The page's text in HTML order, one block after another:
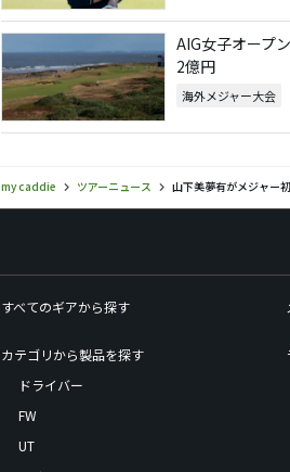
AIG女子オープ
2億円
海外メジャー大会
my caddie ツアーニュース 山下美夢有がメジャー
すべてのギアから探す
カテゴリから製品を探す
ドライバー
FW
UT